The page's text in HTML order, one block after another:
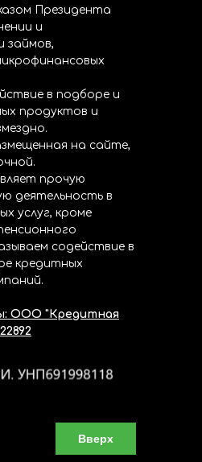
Президента
и
займов,
в подборе и
продуктов и
на сайте,
прочую
деятельность в
услуг, кроме
содействие в
кредитных
ООО "Кредитная
Вверх